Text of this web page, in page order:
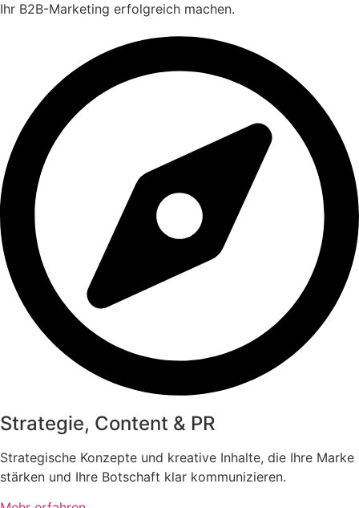
Ihr B2B-Marketing erfolgreich machen.
Strategie, Content & PR
Strategische Konzepte und kreative Inhalte, die Ihre Marke
stärken und Ihre Botschaft klar kommunizieren.